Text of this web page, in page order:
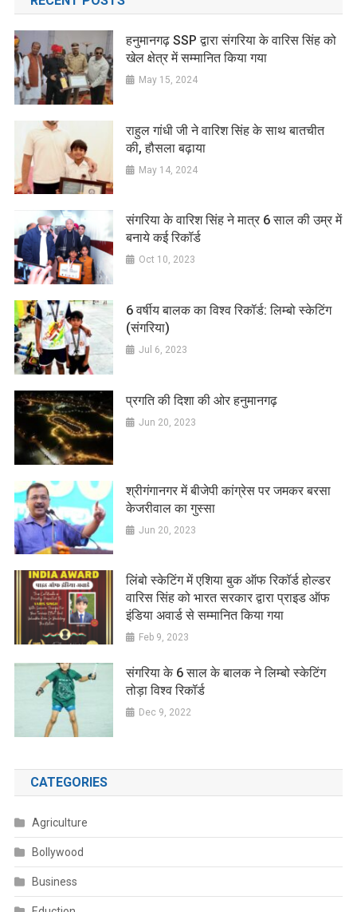
हनुमानगढ़ SSP द्वारा संगरिया के वारिस सिंह को
खेल क्षेत्र में सम्मानित किया गया
May 15, 2024
राहुल गांधी जी ने वारिश सिंह के साथ बातचीत
की, हौसला बढ़ाया
May 14, 2024
संगरिया के वारिश सिंह ने मात्र 6 साल की उम्र में
बनाये कई रिकॉर्ड
Oct 10, 2023
6 वर्षीय बालक का विश्व रिकॉर्ड: लिम्बो स्केटिंग
(संगरिया)
Jul 6, 2023
प्रगति की दिशा की ओर हनुमानगढ़
Jun 20, 2023
श्रीगंगानगर में बीजेपी कांग्रेस पर जमकर बरसा
केजरीवाल का गुस्सा
Jun 20, 2023
लिंबो स्केटिंग में एशिया बुक ऑफ रिकॉर्ड होल्डर
वारिस सिंह को भारत सरकार द्वारा प्राइड ऑफ
इंडिया अवार्ड से सम्मानित किया गया
Feb 9, 2023
संगरिया के 6 साल के बालक ने लिम्बो स्केटिंग
तोड़ा विश्व रिकॉर्ड
Dec 9, 2022
CATEGORIES
Agriculture
Bollywood
Business